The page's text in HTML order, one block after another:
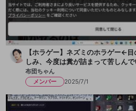
【ホラゲー】ネズミのホラゲー←
しみ、今度は糞が詰まって苦しん
布団ちゃん
メンバー
2025/7/1